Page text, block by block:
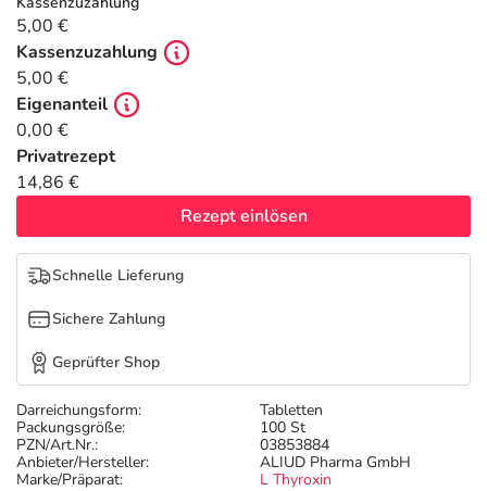
Tierapotheke
Vitamine & Mineralstoffe
Marken
Salus Deals
Darreichungsform:
Tabletten
Packungsgröße:
100 St
PZN/Art.Nr.:
03853884
Anbieter/Hersteller:
ALIUD Pharma GmbH
Marke/Präparat:
L Thyroxin
5,00 €
Kassenzuzahlung
5,00 €
Eigenanteil
0,00 €
Privatrezept
14,86 €
Rezept einlösen
Schnelle Lieferung
Sichere Zahlung
Geprüfter Shop